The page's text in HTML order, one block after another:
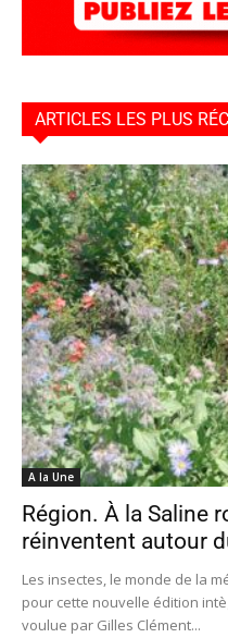
ARTICLES LES PLUS
A la Une
Région. À la Saline
réinventent autour
Les insectes, le monde de la
pour cette nouvelle édition
voulue par Gilles Clément...